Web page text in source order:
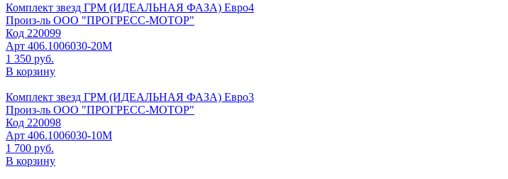
Комплект звезд ГРМ (ИДЕАЛЬНАЯ ФАЗА) Евро4
Произ-ль ООО "ПРОГРЕСС-МОТОР"
Код 220099
Арт 406.1006030-20М
1 350 руб.
В корзину
Комплект звезд ГРМ (ИДЕАЛЬНАЯ ФАЗА) Евро3
Произ-ль ООО "ПРОГРЕСС-МОТОР"
Код 220098
Арт 406.1006030-10М
1 700 руб.
В корзину